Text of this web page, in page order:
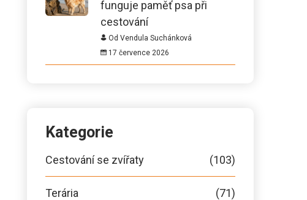
funguje paměť psa při
cestování
Od Vendula Suchánková
17 července 2026
Kategorie
Cestování se zvířaty (103)
Terária (71)